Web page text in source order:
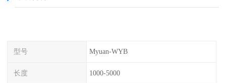
型号 Myuan-WYB
长度 1000-5000